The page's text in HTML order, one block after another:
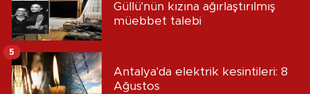
Güllü'nün kızına ağırlaştırılmış
müebbet talebi
Antalya'da elektrik kesintileri: 8
Ağustos
5